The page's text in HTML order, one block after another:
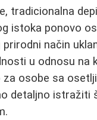
tradicionalna
istoka ponovo
način
u odnosu na
osobe sa
detaljno istražiti